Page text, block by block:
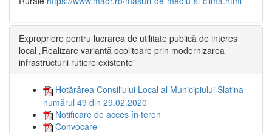
Expropriere pentru lucrarea de utilitate publică de interes
local „Realizare variantă ocolitoare prin modernizarea
infrastructurii rutiere existente”
Hotărârea Consiliului Local al Municipiului Slatina
numărul 49 din 29.02.2020
Notificare de acces în teren
Convocare